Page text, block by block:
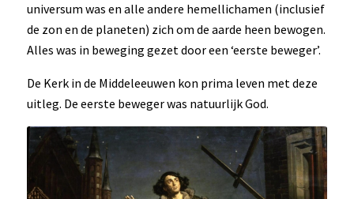
universum was en alle andere hemellichamen (inclusief
de zon en de planeten) zich om de aarde heen bewogen.
Alles was in beweging gezet door een ‘eerste beweger’.
De Kerk in de Middeleeuwen kon prima leven met deze
uitleg. De eerste beweger was natuurlijk God.